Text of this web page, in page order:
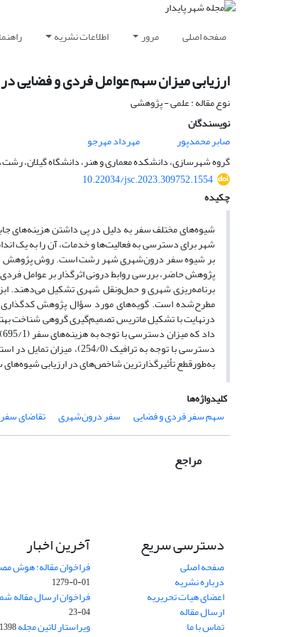
صفحه اصلی مرور اطلاعات نشریه
ارزیابی میزان سهم عوامل فردی و
نوع مقاله : علمی - پژوهشی
نویسندگان
صابر محمدپور
مهرداد مهرجو
گروه شهرسازی، دانشکده معماری و هنر، دانشگاه گیلان، رشت،
10.22034/jsc.2023.309752.1554
چکیده
شیوه‌های مختلف سفر به دلیل در پی داشتن هزینه‌های
شهر برای دسترسی به فعالیت‌ها و خدمات، آن را به یک
بر شیوه سفر درون‌شهری شهر رشت است. روش پژوهش
مطرح‌شده است. گویه‌های مورد سؤال پژوهش کدگذاری
درنهایت با تشکیل ماتریس تصمیم‌گیری گروهی شناخت
به‌طورقطع تأثیرگذارترین شاخص‌های در ارزیابی
کلیدواژه‌ها
سهم سفر فردی و فضایی
سفر درون‌شهری تقاضای سفر
مراجع
دسترسی سریع
صفحه اصلی
درباره نشریه
اعضای هیات تحریریه
ارسال مقاله
تماس با ما
آخرین اخبار
فراخوان مقاله: هوش
01-0-1279
فراخوان ارسال مقاله
04-23
ویراستار لاتین مجله1398-02-30